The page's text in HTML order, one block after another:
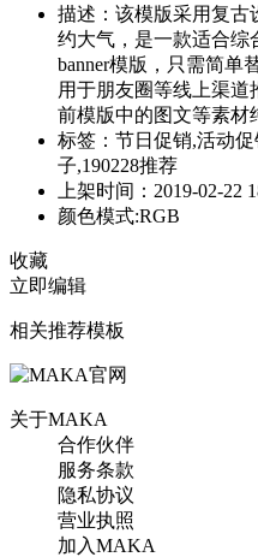
描述：该模版采用复古
约大气，是一款适合综
banner模版，只需简单
用于朋友圈等线上渠
前模版中的图文等素材
标签：节日促销,活动
子,190228推荐
上架时间：2019-02-22
颜色模式:RGB
收藏
立即编辑
相关推荐模板
关于MAKA
合作伙伴
服务条款
隐私协议
营业执照
加入MAKA